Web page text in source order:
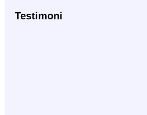
Testimoni